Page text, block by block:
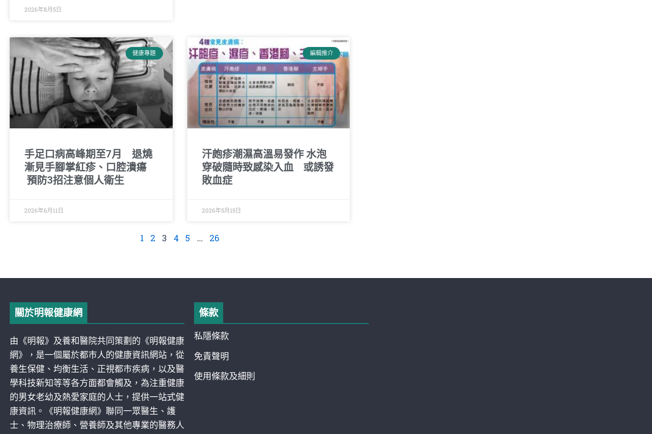
2026年8月5日
健康專題
手足口病高峰期至7月 退燒
漸見手腳掌紅疹、口腔潰瘍
預防3招注意個人衛生
2026年6月11日
編輯推介
汗皰疹潮濕高溫易發作 水泡
穿破隨時致感染入血 或誘發
敗血症
2026年5月15日
1 2 3 4 5 ... 26
關於明報健康網
由《明報》及養和醫院共同策劃的《明報健康
網》，是一個屬於都巿人的健康資訊網站，從
養生保健、均衡生活、正視都巿疾病，以及醫
學科技新知等等各方面都會觸及，為注重健康
的男女老幼及熱愛家庭的人士，提供一站式健
康資訊。《明報健康網》聯同一眾醫生、護
士、物理治療師、營養師及其他專業的醫務人
條款
私隱條款
免責聲明
使用條款及細則